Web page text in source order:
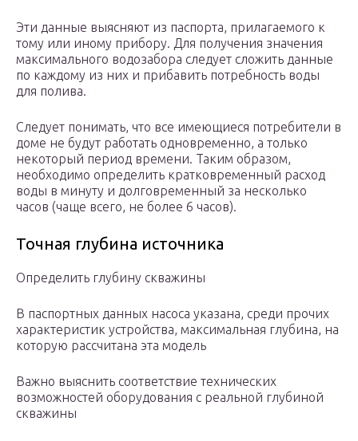
Эти данные выясняют из паспорта, прилагаемого к
тому или иному прибору. Для получения значения
максимального водозабора следует сложить данные
по каждому из них и прибавить потребность воды
для полива.
Следует понимать, что все имеющиеся потребители в
доме не будут работать одновременно, а только
некоторый период времени. Таким образом,
необходимо определить кратковременный расход
воды в минуту и долговременный за несколько
часов (чаще всего, не более 6 часов).
Точная глубина источника
Определить глубину скважины
В паспортных данных насоса указана, среди прочих
характеристик устройства, максимальная глубина, на
которую рассчитана эта модель
Важно выяснить соответствие технических
возможностей оборудования с реальной глубиной
скважины